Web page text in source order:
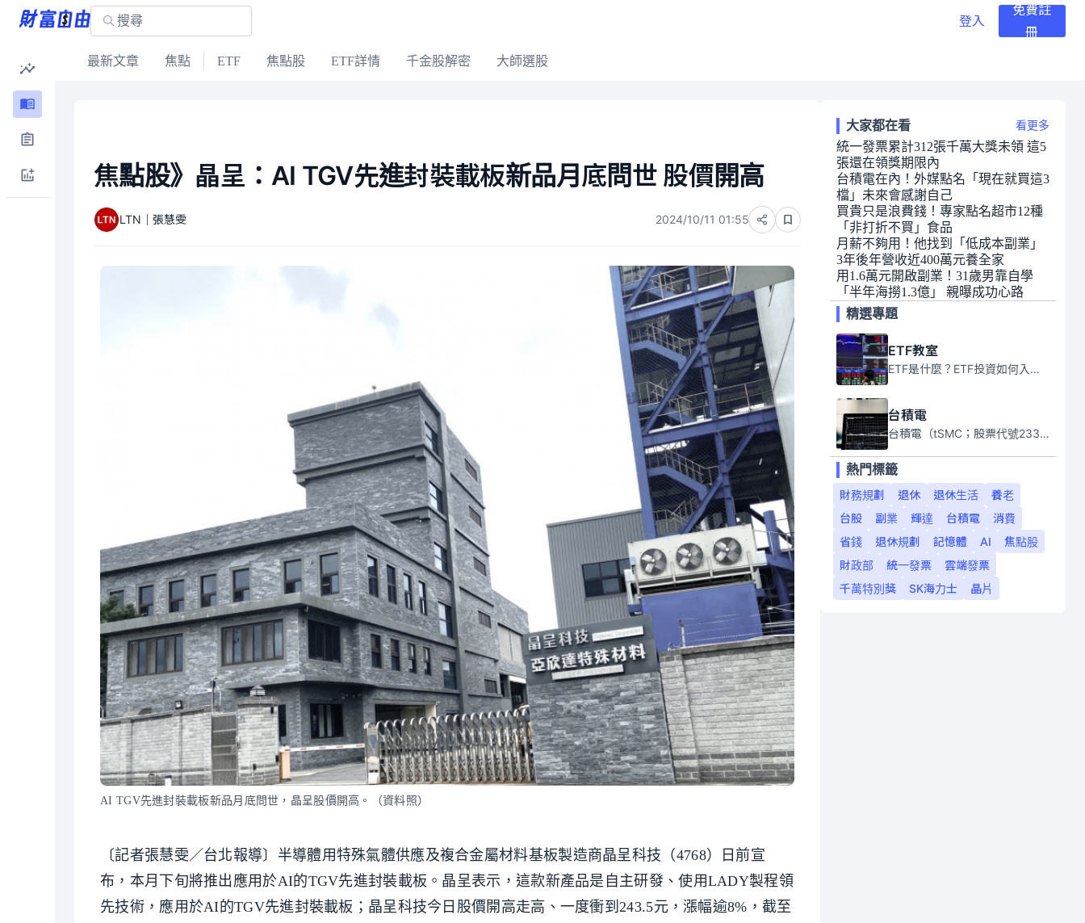
登入
免費註
冊
最新文章 焦點 ETF 焦點股 ETF詳情 千金股解密 大師選股
焦點股》晶呈：AI TGV先進封裝載板新品月底問世 股價開高
LTN｜張慧雯 2024/10/11 01:55
AI TGV先進封裝載板新品月底問世，晶呈股價開高。（資料照）
〔記者張慧雯／台北報導〕半導體用特殊氣體供應及複合金屬材料基板製造商晶呈科技（4768）日前宣
布，本月下旬將推出應用於AI的TGV先進封裝載板。晶呈表示，這款新產品是自主研發、使用LADY製程領
先技術，應用於AI的TGV先進封裝載板；晶呈科技今日股價開高走高、一度衝到243.5元，漲幅逾8%，截至
大家都在看 看更多
統一發票累計312張千萬大獎未領 這5
張還在領獎期限內
台積電在內！外媒點名「現在就買這3
檔」未來會感謝自己
買貴只是浪費錢！專家點名超市12種
「非打折不買」食品
月薪不夠用！他找到「低成本副業」
3年後年營收近400萬元養全家
用1.6萬元開啟副業！31歲男靠自學
「半年海撈1.3億」 親曝成功心路
精選專題
ETF教室
ETF是什麼？ETF投資如何入門？本系列專題文章將會告訴你新手必須知道的ETF基礎知識。
台積電
台積電（tSMC；股票代號2330）是全球領先的半導體代工公司，成立於1987年，總部位於台灣新竹。且已於美國、日本、德國及中國設廠，台積電是全球首家專業積體電路製造服務公司，也是全球最先進和最大規模的半導體代工廠。
熱門標籤
財務規劃
退休 退休生活
養老
台股
副業 輝達 台積電
消費
省錢
退休規劃 記憶體 AI
焦點股
財政部
統一發票
雲端發票
千萬特別獎
SK海力士 晶片